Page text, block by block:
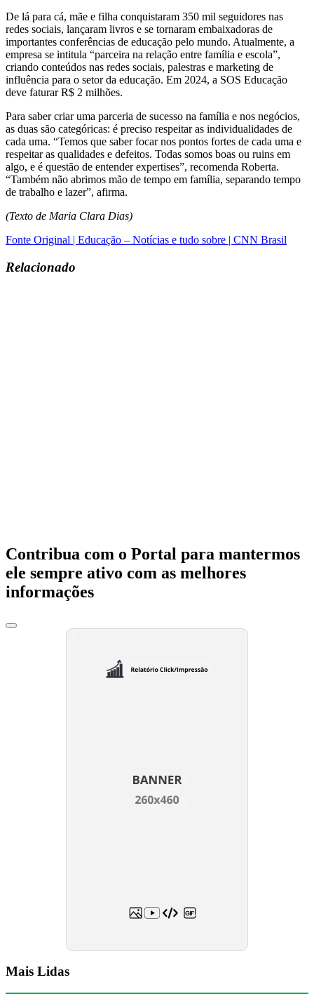
De lá para cá, mãe e filha conquistaram 350 mil seguidores nas
redes sociais, lançaram livros e se tornaram embaixadoras de
importantes conferências de educação pelo mundo. Atualmente, a
empresa se intitula “parceira na relação entre família e escola”,
criando conteúdos nas redes sociais, palestras e marketing de
influência para o setor da educação. Em 2024, a SOS Educação
deve faturar R$ 2 milhões.
Para saber criar uma parceria de sucesso na família e nos negócios,
as duas são categóricas: é preciso respeitar as individualidades de
cada uma. “Temos que saber focar nos pontos fortes de cada uma e
respeitar as qualidades e defeitos. Todas somos boas ou ruins em
algo, e é questão de entender expertises”, recomenda Roberta.
“Também não abrimos mão de tempo em família, separando tempo
de trabalho e lazer”, afirma.
(Texto de Maria Clara Dias)
Fonte Original | Educação – Notícias e tudo sobre | CNN Brasil
Relacionado
Contribua com o Portal para mantermos
ele sempre ativo com as melhores
informações
Mais Lidas